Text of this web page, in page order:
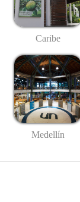
Caribe
Medellín